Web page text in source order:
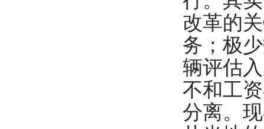
改革的
务；极
辆评估
不和工
分离。